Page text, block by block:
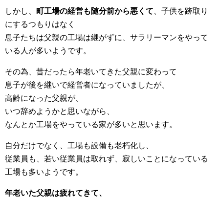
しかし、 町工場の経営も随分前から悪くて 、子供を跡取り
にするつもりはなく
息子たちは父親の工場は継がずに、サラリーマンをやって
いる人が多いようです。
その為、昔だったら年老いてきた父親に変わって
息子が後を継いで経営者になっていましたが、
高齢になった父親が、
いつ辞めようかと思いながら、
なんとか工場をやっている家が多いと思います。
自分だけでなく、工場も設備も老朽化し、
従業員も、若い従業員は取れず、寂しいことになっている
工場も多いようです。
年老いた父親は疲れてきて、